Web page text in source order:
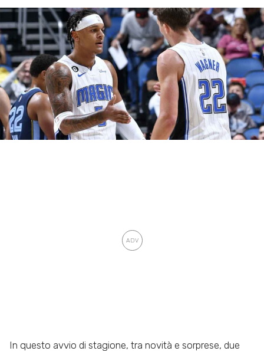
In questo avvio di stagione, tra novità e sorprese, due